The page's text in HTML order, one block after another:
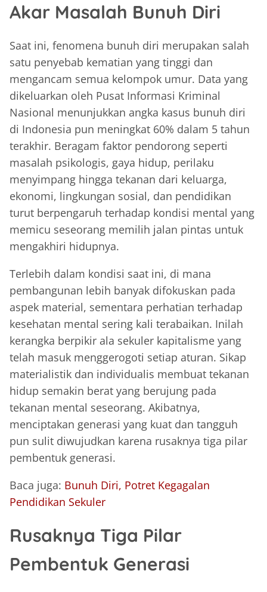
Akar Masalah Bunuh Diri
Saat ini, fenomena bunuh diri merupakan salah
satu penyebab kematian yang tinggi dan
mengancam semua kelompok umur. Data yang
dikeluarkan oleh Pusat Informasi Kriminal
Nasional menunjukkan angka kasus bunuh diri
di Indonesia pun meningkat 60% dalam 5 tahun
terakhir. Beragam faktor pendorong seperti
masalah psikologis, gaya hidup, perilaku
menyimpang hingga tekanan dari keluarga,
ekonomi, lingkungan sosial, dan pendidikan
turut berpengaruh terhadap kondisi mental yang
memicu seseorang memilih jalan pintas untuk
mengakhiri hidupnya.
Terlebih dalam kondisi saat ini, di mana
pembangunan lebih banyak difokuskan pada
aspek material, sementara perhatian terhadap
kesehatan mental sering kali terabaikan. Inilah
kerangka berpikir ala sekuler kapitalisme yang
telah masuk menggerogoti setiap aturan. Sikap
materialistik dan individualis membuat tekanan
hidup semakin berat yang berujung pada
tekanan mental seseorang. Akibatnya,
menciptakan generasi yang kuat dan tangguh
pun sulit diwujudkan karena rusaknya tiga pilar
pembentuk generasi.
Baca juga: Bunuh Diri, Potret Kegagalan
Pendidikan Sekuler
Rusaknya Tiga Pilar
Pembentuk Generasi